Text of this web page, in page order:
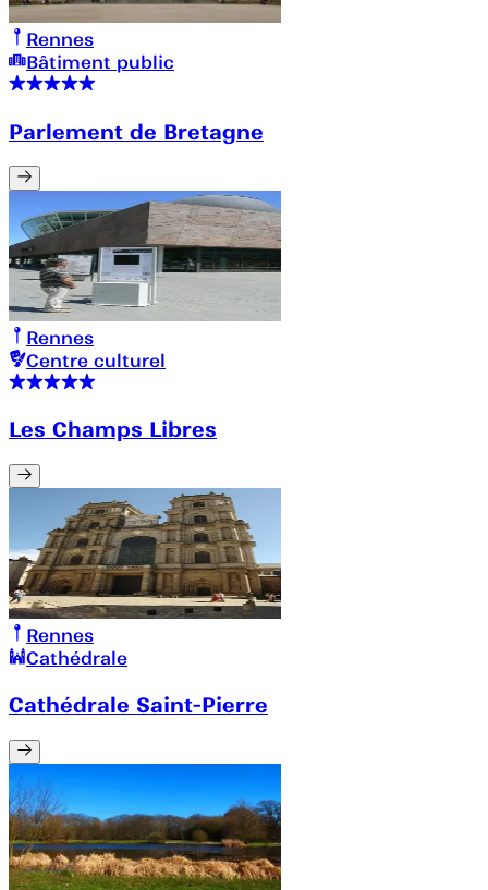
Rennes
Bâtiment public
Parlement de Bretagne
Rennes
Centre culturel
Les Champs Libres
Rennes
Cathédrale
Cathédrale Saint-Pierre